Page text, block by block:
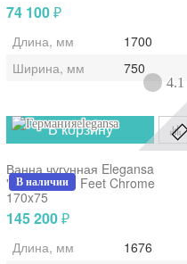
74 100₽
Длина, мм
1700
Ширина, мм
750
В корзину
elegansa
4.1
В наличии
Ванна чугунная Elegansa
"Gretta" Iron Feet Chrome
170x75
145 200₽
Длина, мм
1676